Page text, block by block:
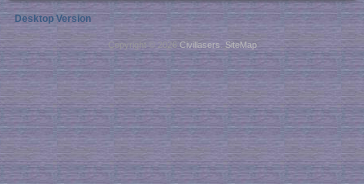
Desktop Version
Copyright © 2026 Civillasers SiteMap